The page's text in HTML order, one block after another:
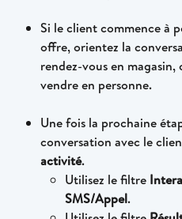
Si le client commence à
offre, orientez la
rendez-vous en
vendre en personne.
Une fois la prochaine
conversation avec le
activité.
Utilisez le filtre
SMS/Appel.